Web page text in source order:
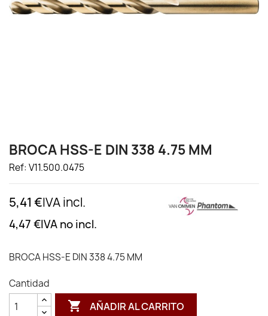
BROCA HSS-E DIN 338 4.75 MM
Ref: V11.500.0475
5,41 €IVA incl.
4,47 €IVA no incl.
BROCA HSS-E DIN 338 4.75 MM
Cantidad
 AÑADIR AL CARRITO